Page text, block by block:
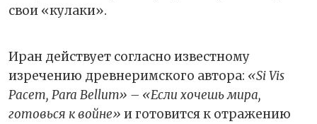
свои «кулаки».
Иран действует согласно известному
изречению древнеримского автора: «Si Vis
Pacem, Para Bellum» – «Если хочешь мира,
готовься к войне» и готовится к отражению